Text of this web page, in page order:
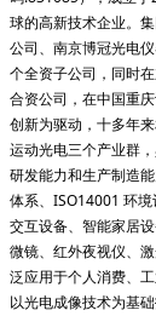
球的高新技术企业。
公司、南京博冠光电
个全资子公司，同时
合资公司，在中国重
创新为驱动，十多年
运动光电三个产业群
研发能力和生产制造
体系、ISO14001 环
交互设备、智能家居
微镜、红外夜视仪、
泛应用于个人消费、
以光电成像技术为基